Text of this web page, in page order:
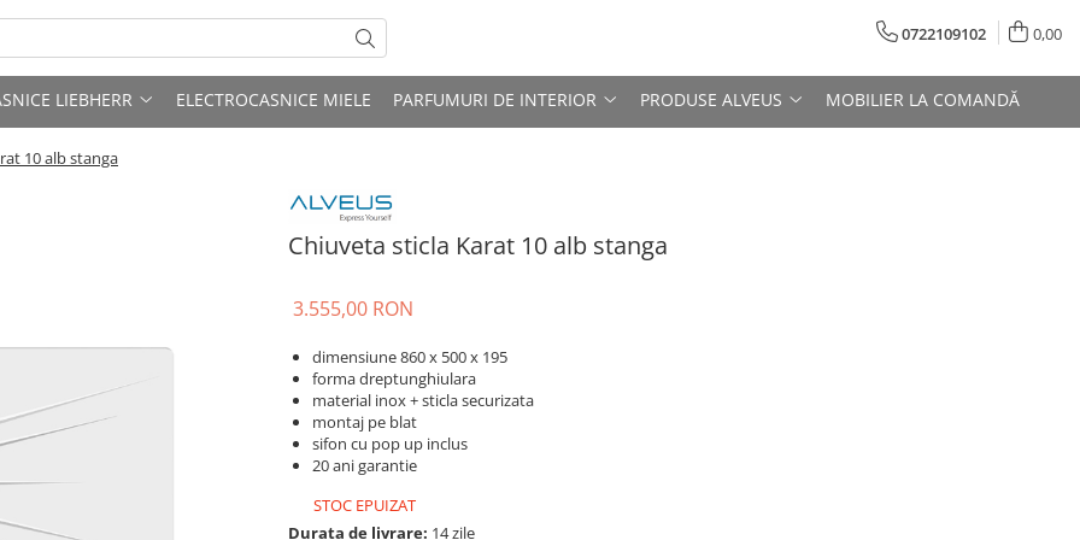
0722109102 0,00
LIEBHERR ELECTROCASNICE MIELE PARFUMURI DE INTERIOR PRODUSE ALVEUS MOBILIER LA COMANDĂ
10 alb stanga
Chiuveta sticla Karat 10 alb stanga
3.555,00 RON
dimensiune 860 x 500 x 195
forma dreptunghiulara
material inox + sticla securizata
montaj pe blat
sifon cu pop up inclus
20 ani garantie
STOC EPUIZAT
Durata de livrare: 14 zile